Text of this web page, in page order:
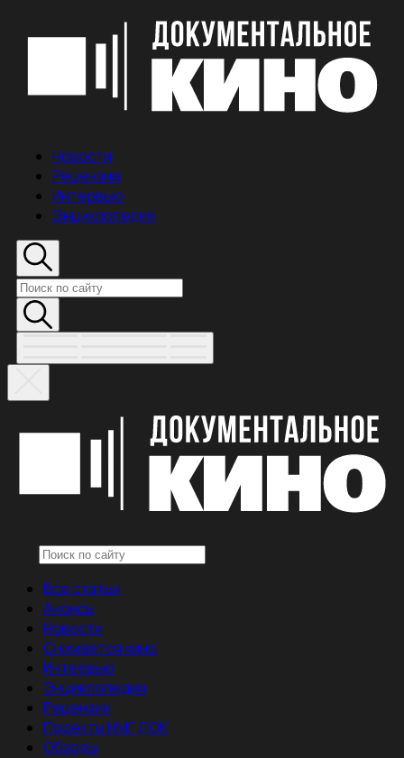
Новости
Рецензии
Интервью
Энциклопедия
Все статьи
Анонсы
Новости
Снимается кино
Интервью
Энциклопедия
Рецензии
Проекты НМГ ДОК
Обзоры